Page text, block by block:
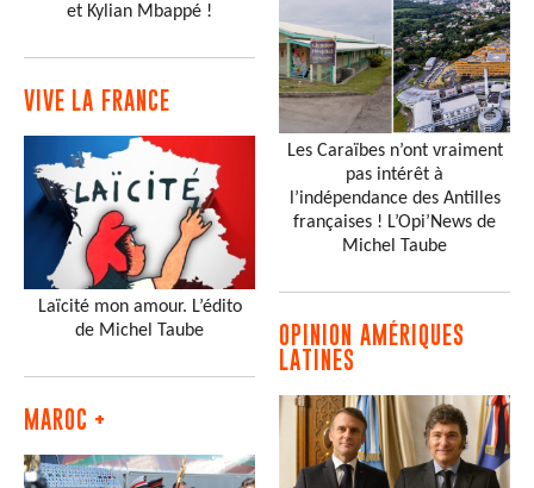
et Kylian Mbappé !
VIVE LA FRANCE
Laïcité mon amour. L’édito
de Michel Taube
MAROC +
Les Caraïbes n’ont vraiment
pas intérêt à
l’indépendance des Antilles
françaises ! L’Opi’News de
Michel Taube
OPINION AMÉRIQUES
LATINES